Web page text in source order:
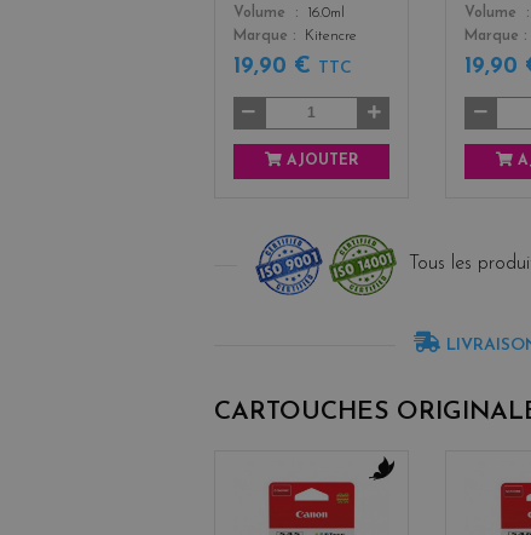
Color
Volume
16.0ml
Marque
Kitencre
19,90 € TTC
AJOUTER
Color
Volume
Marque
19,90
Tous les
CARTOUCHES